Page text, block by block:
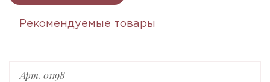
Рекомендуемые товары
Арт. 01198